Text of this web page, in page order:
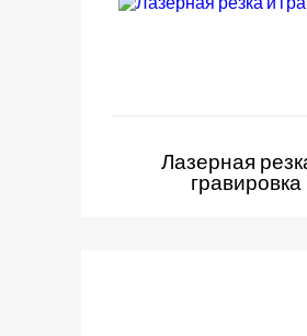
Лазерная
гравировка